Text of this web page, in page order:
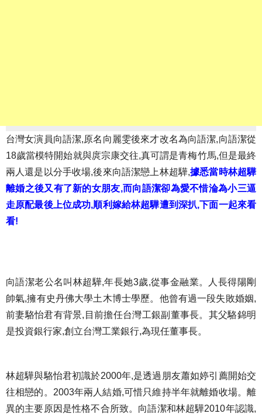
台灣女演員向語潔,原名向麗雯後來才改名為向語潔,向語潔從
18歲當模特開始就與庹宗康交往,真可謂是青梅竹馬,但是最終
兩人還是以分手收場,後來向語潔戀上林超驊,據悉當時林超驊
離婚之後又有了新的女朋友,而向語潔卻為愛不惜淪為小三逼
走原配最後上位成功,順利嫁給林超驊遭到深扒,下面一起來看
看!
向語潔老公名叫林超驊,年長她3歲,從事金融業。人長得陽剛
帥氣,擁有史丹佛大學土木博士學歷。他曾有過一段失敗婚姻,
前妻駱怡君有背景,目前擔任台灣工銀副董事長。其父駱錦明
是投資銀行家,創立台灣工業銀行,為現任董事長。
林超驊與駱怡君初識於2000年,是透過朋友蕭如婷引薦開始交
往相戀的。2003年兩人結婚,可惜只維持半年就離婚收場。離
異的主要原因是性格不合所致。向語潔和林超驊2010年認識,